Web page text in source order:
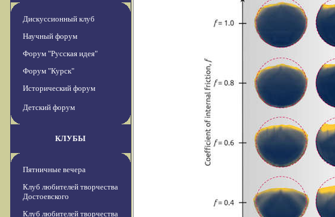
Дискуссионный клуб
Научный форум
Форум "Русская идея"
Форум "Курск"
Исторический форум
Детский форум
КЛУБЫ
Пятничные вечера
Клуб любителей творчества
Достоевского
Клуб любителей творчества